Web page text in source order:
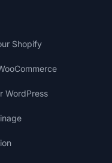
Shopify
WordPress